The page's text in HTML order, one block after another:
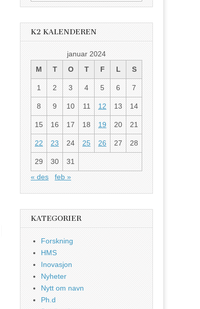
K2 KALENDEREN
januar 2024
M
T O T F L S
1 2 3 4 5 6 7
8 9 10 11 12 13 14
15 16 17 18 19 20 21
22 23 24 25 26 27 28
29 30
31
« des
feb »
KATEGORIER
Forskning
HMS
Inovasjon
Nyheter
Nytt om navn
Ph.d